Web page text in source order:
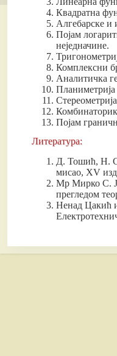
Квадратна
Алгебарске и
Појам
неједначине.
Комплексни
Аналитичка
Планиметрија
Појам
Литература:
Д. Тошић, Н.
мисао, XV
Мр Мирко С.
прегледом
Ненад Цакић